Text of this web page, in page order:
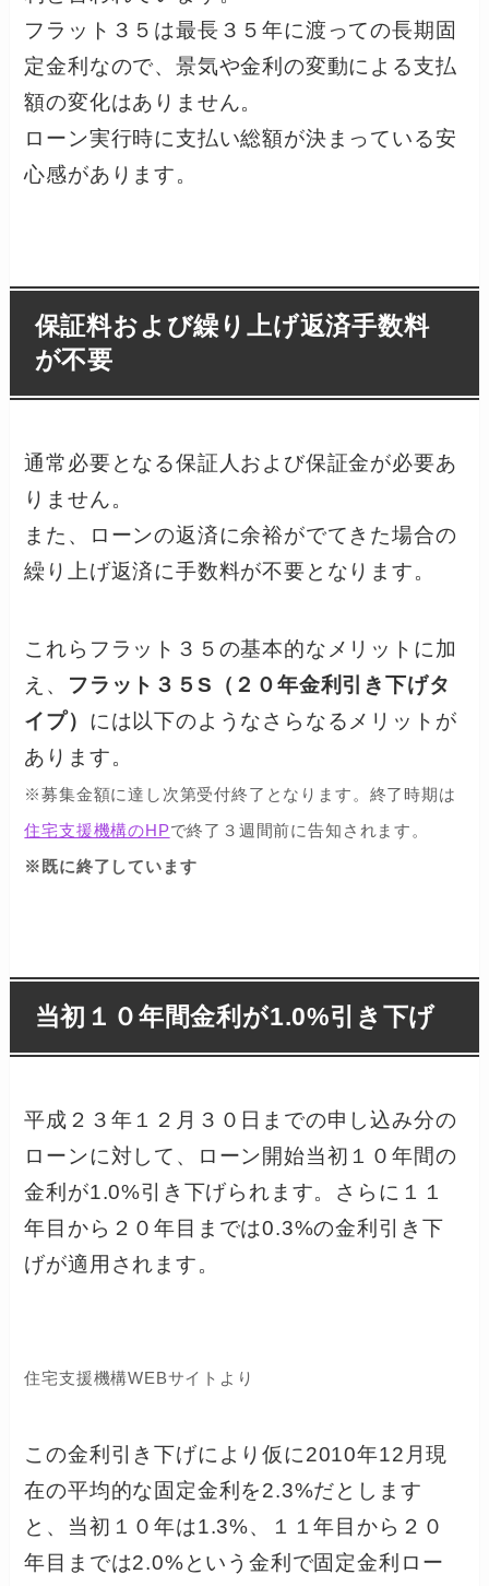
フラット３５は最長３５年に渡っての長期固
定金利なので、景気や金利の変動による支払
額の変化はありません。
ローン実行時に支払い総額が決まっている安
心感があります。
保証料および繰り上げ返済手数料
が不要
通常必要となる保証人および保証金が必要あ
りません。
また、ローンの返済に余裕がでてきた場合の
繰り上げ返済に手数料が不要となります。
これらフラット３５の基本的なメリットに加
え、 フラット３５S（２０年金利引き下げタ
イプ） には以下のようなさらなるメリットが
あります。
※募集金額に達し次第受付終了となります。終了時期は
住宅支援機構のHPで終了３週間前に告知されます。
※既に終了しています
当初１０年間金利が1.0%引き下げ
平成２３年１２月３０日までの申し込み分の
ローンに対して、ローン開始当初１０年間の
金利が1.0%引き下げられます。さらに１１
年目から２０年目までは0.3%の金利引き下
げが適用されます。
住宅支援機構WEBサイトより
この金利引き下げにより仮に2010年12月現
在の平均的な固定金利を2.3%だとします
と、当初１０年は1.3%、１１年目から２０
年目までは2.0%という金利で固定金利ロー